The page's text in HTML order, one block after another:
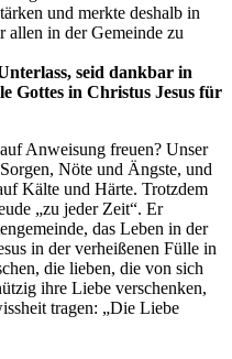
und merkte deshalb in
allen in der Gemeinde zu
seid dankbar in
Gottes in Christus Jesus für
Anweisung freuen? Unser
Nöte und Ängste, und
Kälte und Härte. Trotzdem
„zu jeder Zeit“. Er
das Leben in der
in der verheißenen Fülle in
die lieben, die von sich
ihre Liebe verschenken,
tragen: „Die Liebe